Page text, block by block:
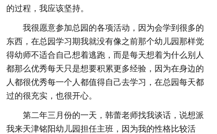
的过程，我应该坚持。
我很愿意参加总园的各项活动，因为会学到很多的
东西，在总园学习期我就没有像之前那个幼儿园那样觉
得幼师不适合自己想着逃跑，而是每天想着为什么别人
都那么优秀每天只是想要积累更多经验，因为在身边的
人都很优秀每一个人都值得自己去学习，在总园每天都
过的很充实，也很开心。
第二年三月份的一天，韩蕾老师找我谈话，说想派
我来天津铭阳幼儿园担任主班，因为我的性格比较活